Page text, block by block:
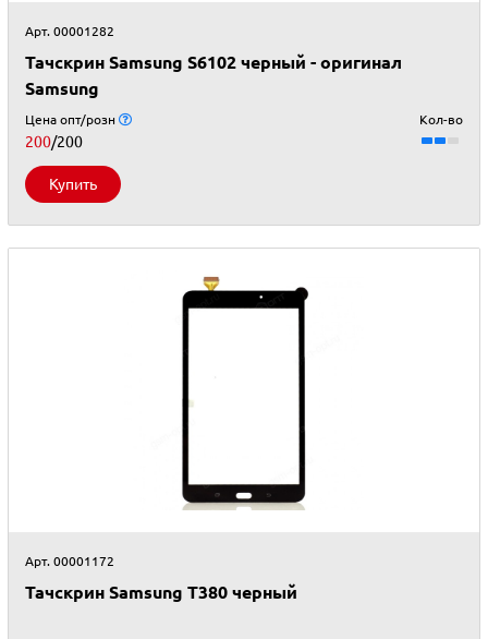
Арт. 00001282
Тачскрин Samsung S6102 черный - оригинал
Samsung
Цена опт/розн
200/200
Кол-во
Купить
Арт. 00001172
Тачскрин Samsung T380 черный